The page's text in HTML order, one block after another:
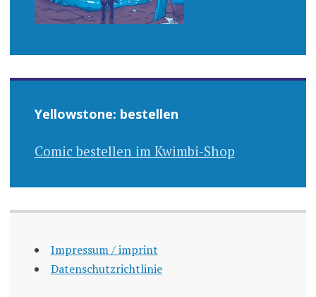
Yellowstone: bestellen
Comic bestellen im Kwimbi-Shop
Impressum / imprint
Datenschutzrichtlinie